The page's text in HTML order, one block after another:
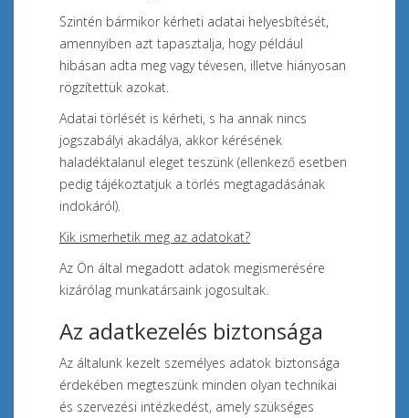
Szintén bármikor kérheti adatai helyesbítését,
amennyiben azt tapasztalja, hogy például
hibásan adta meg vagy tévesen, illetve hiányosan
rögzítettük azokat.
Adatai törlését is kérheti, s ha annak nincs
jogszabályi akadálya, akkor kérésének
haladéktalanul eleget teszünk (ellenkező esetben
pedig tájékoztatjuk a törlés megtagadásának
indokáról).
Kik ismerhetik meg az adatokat?
Az Ön által megadott adatok megismerésére
kizárólag munkatársaink jogosultak.
Az adatkezelés biztonsága
Az általunk kezelt személyes adatok biztonsága
érdekében megteszünk minden olyan technikai
és szervezési intézkedést, amely szükséges